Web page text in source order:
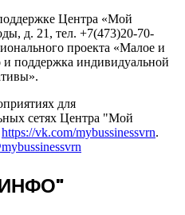
Центра «Мой
д. 21, тел. +7(473)20-70-
проекта «Малое и
и поддержка индивидуальной
для
сетях Центра "Мой
https://vk.com/mybussinessvrn.